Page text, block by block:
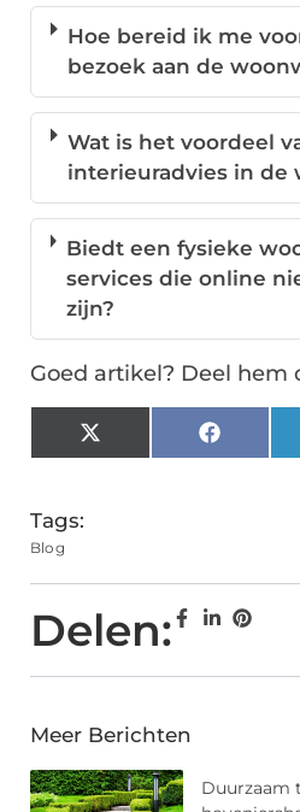
Hoe bereid ik me
bezoek aan de
Wat is het voordeel
interieuradvies in de
Biedt een fysieke
services die online
zijn?
Goed artikel? Deel hem
X
(Twitter)
Tags:
Blog
Delen:
Meer Berichten
Duurzaam